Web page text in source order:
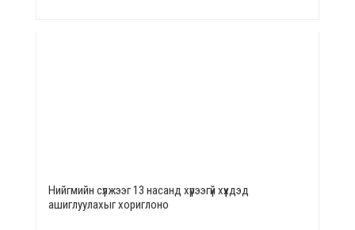
Нийгмийн сүлжээг 13 насанд хүрээгүй хүүхдэд
ашиглуулахыг хориглоно